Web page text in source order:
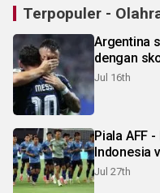
Terpopuler -
Argentina
dengan
Jul 16th
Piala AFF
Indonesia
Jul 27th